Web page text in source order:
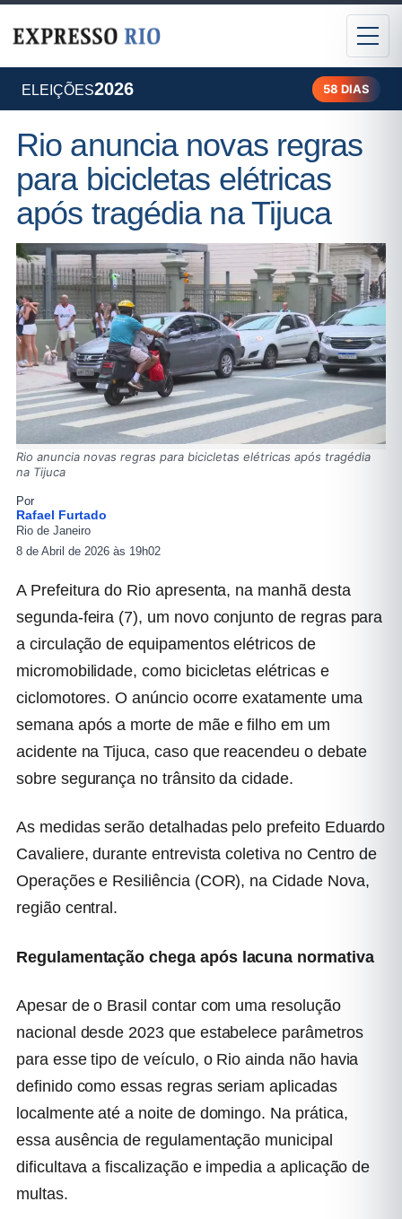
ELEIÇÕES2026 58 DIAS
Rio anuncia novas regras
para bicicletas elétricas
após tragédia na Tijuca
Rio anuncia novas regras para bicicletas elétricas após tragédia
na Tijuca
Por
Rafael Furtado
Rio de Janeiro
8 de Abril de 2026 às 19h02
A Prefeitura do Rio apresenta, na manhã desta
segunda-feira (7), um novo conjunto de regras para
a circulação de equipamentos elétricos de
micromobilidade, como bicicletas elétricas e
ciclomotores. O anúncio ocorre exatamente uma
semana após a morte de mãe e filho em um
acidente na Tijuca, caso que reacendeu o debate
sobre segurança no trânsito da cidade.
As medidas serão detalhadas pelo prefeito Eduardo
Cavaliere, durante entrevista coletiva no Centro de
Operações e Resiliência (COR), na Cidade Nova,
região central.
Regulamentação chega após lacuna normativa
Apesar de o Brasil contar com uma resolução
nacional desde 2023 que estabelece parâmetros
para esse tipo de veículo, o Rio ainda não havia
definido como essas regras seriam aplicadas
localmente até a noite de domingo. Na prática,
essa ausência de regulamentação municipal
dificultava a fiscalização e impedia a aplicação de
multas.